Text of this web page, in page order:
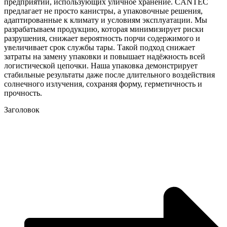
предлагает не просто канистры, а упаковочные решения,
адаптированные к климату и условиям эксплуатации. Мы
разрабатываем продукцию, которая минимизирует риски
разрушения, снижает вероятность порчи содержимого и
увеличивает срок службы тары. Такой подход снижает
затраты на замену упаковки и повышает надёжность всей
логистической цепочки. Наша упаковка демонстрирует
стабильные результаты даже после длительного воздействия
солнечного излучения, сохраняя форму, герметичность и
прочность.
Заголовок